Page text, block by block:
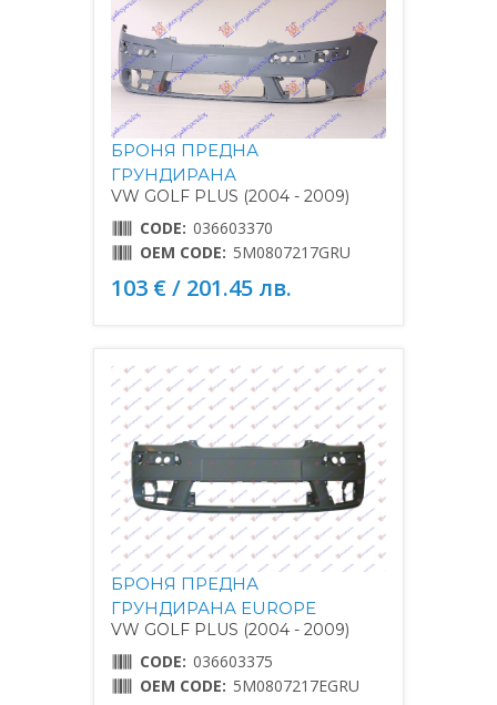
БРОНЯ ПРЕДНА
ГРУНДИРАНА
VW GOLF PLUS (2004 - 2009)
CODE: 036603370
OEM CODE: 5M0807217GRU
103 € / 201.45 лв.
БРОНЯ ПРЕДНА
ГРУНДИРАНА EUROPE
VW GOLF PLUS (2004 - 2009)
CODE: 036603375
OEM CODE: 5M0807217EGRU